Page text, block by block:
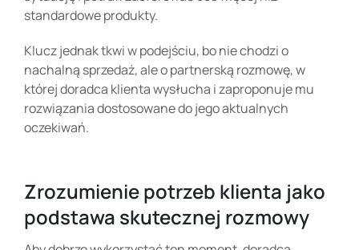
standardowe produkty.
Klucz jednak tkwi w podejściu, bo nie chodzi o
nachalną sprzedaż, ale o partnerską rozmowę, w
której doradca klienta wysłucha i zaproponuje mu
rozwiązania dostosowane do jego aktualnych
oczekiwań.
Zrozumienie potrzeb klienta jako
podstawa skutecznej rozmowy